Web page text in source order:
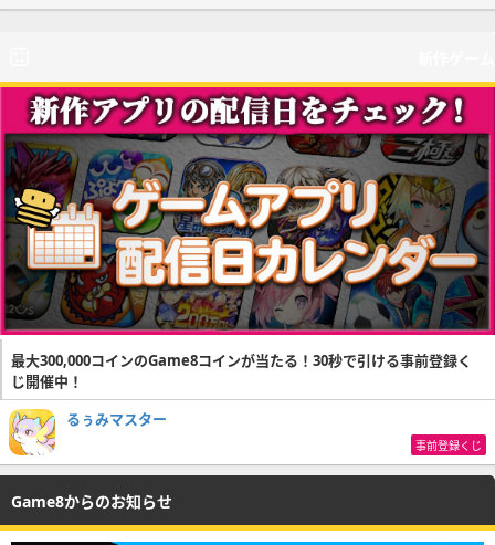
最大300,000コインのGame8コインが当たる！30秒で引ける事前登録く
じ開催中！
るぅみマスター
事前登録くじ
Game8からのお知らせ